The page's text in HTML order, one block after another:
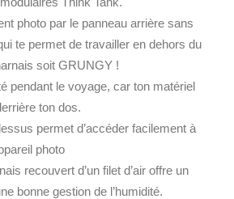
photo par le panneau arrière sans
te permet de travailler en dehors du
soit GRUNGY !
pendant le voyage, car ton matériel
ton dos.
permet d’accéder facilement à
photo
recouvert d’un filet d’air offre un
bonne gestion de l’humidité.